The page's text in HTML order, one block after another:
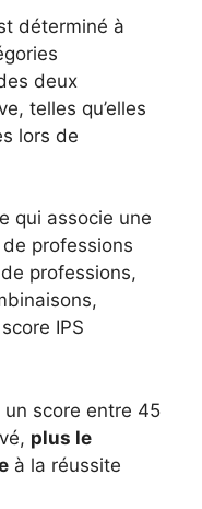
déterminé à
deux
telles qu’elles
lors de
qui associe une
de professions
professions,
IPS
un score entre 45
plus le
à la réussite